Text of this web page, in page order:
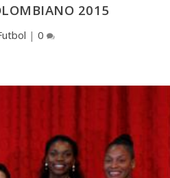
2015
| 0